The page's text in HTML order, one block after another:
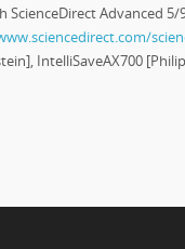
Advanced
IntelliSaveAX700